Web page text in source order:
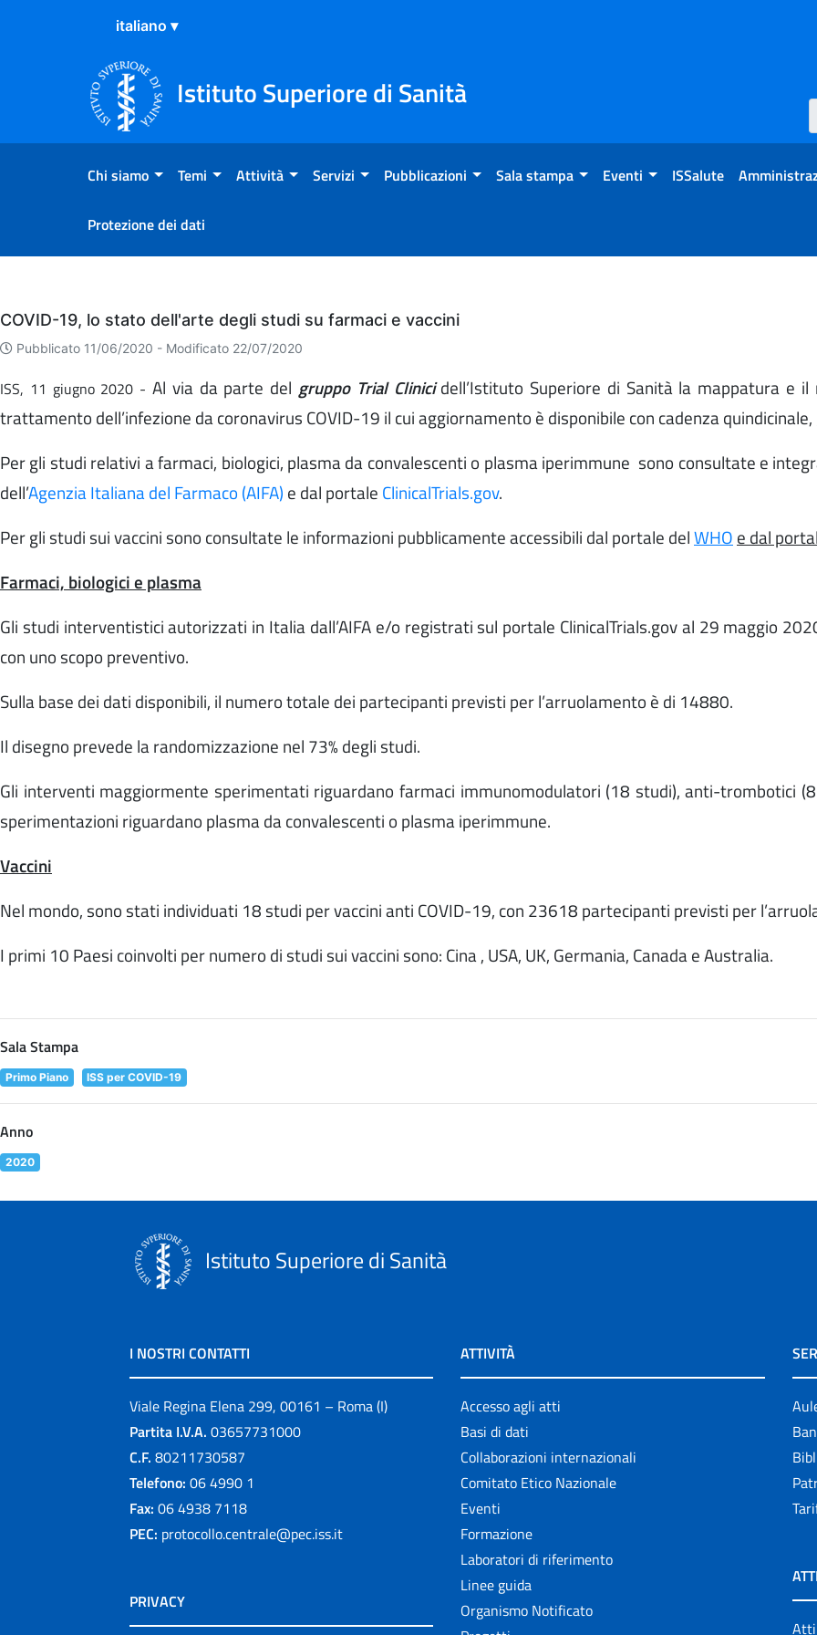
Salta al Contenuto
Salta al Footer
Istituto Superiore di Sanità
Chi siamo Temi Attività Servizi Pubblicazioni Sala stampa Eventi ISSalute
Protezione dei dati
Eventi
COVID-19, lo stato dell'arte degli studi su farmaci e vaccini
Pubblicato 11/06/2020 - Modificato 22/07/2020
ISS, 11 giugno 2020 - Al via da parte del gruppo Trial Clinicidell’Istituto Superiore di Sanità la mappatura e
trattamento dell’infezione da coronavirus COVID-19 il cui aggiornamento è disponibile con cadenza
Per gli studi relativi a farmaci, biologici, plasma da convalescenti o plasma iperimmune sono consultate e
dell’Agenzia Italiana del Farmaco (AIFA) e dal portale ClinicalTrials.gov.
Per gli studi sui vaccini sono consultate le informazioni pubblicamente accessibili dal portale delWHO e dal
Farmaci, biologici e plasma
Gli studi interventisticiautorizzati in Italia dall’AIFA e/o registrati sul portale ClinicalTrials.gov al 29 maggio
con uno scopo preventivo.
Sulla base dei dati disponibili, il numero totale dei partecipanti previsti per l’arruolamento è di 14880.
Il disegno prevede la randomizzazione nel 73% degli studi.
Gli interventi maggiormente sperimentati riguardano farmaci immunomodulatori (18 studi), anti-trombotici
sperimentazioni riguardano plasma da convalescenti o plasma iperimmune.
Vaccini
Nel mondo, sono stati individuati 18 studi per vaccini anti COVID-19, con 23618 partecipanti previsti per
I primi 10 Paesi coinvolti per numero di studi sui vaccini sono: Cina , USA, UK, Germania, Canada e Australia.
Sala Stampa
Primo Piano ISS per COVID-19
Anno
2020
Istituto Superiore di Sanità
I NOSTRI CONTATTI
Viale Regina Elena 299, 00161 – Roma (I)
Partita I.V.A. 03657731000
C.F. 80211730587
Telefono: 06 4990 1
Fax: 06 4938 7118
PEC: protocollo.centrale@pec.iss.it
PRIVACY
ATTIVITÀ
Accesso agli atti
Basi di dati
Collaborazioni internazionali
Comitato Etico Nazionale
Eventi
Formazione
Laboratori di riferimento
Linee guida
Organismo Notificato
Atti